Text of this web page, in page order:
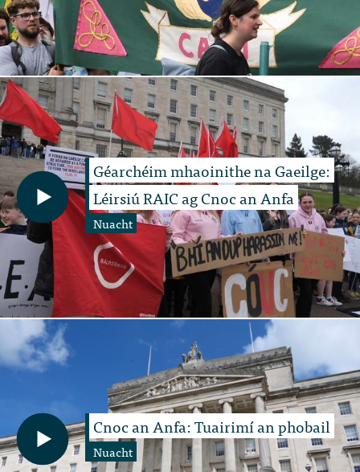
Géarchéim mhaoinithe na Gaeilge:
Léirsiú RAIC ag Cnoc an Anfa
Nuacht
Cnoc an Anfa: Tuairimí an phobail
Nuacht